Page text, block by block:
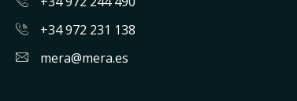
+34 972 231 138
mera@mera.es